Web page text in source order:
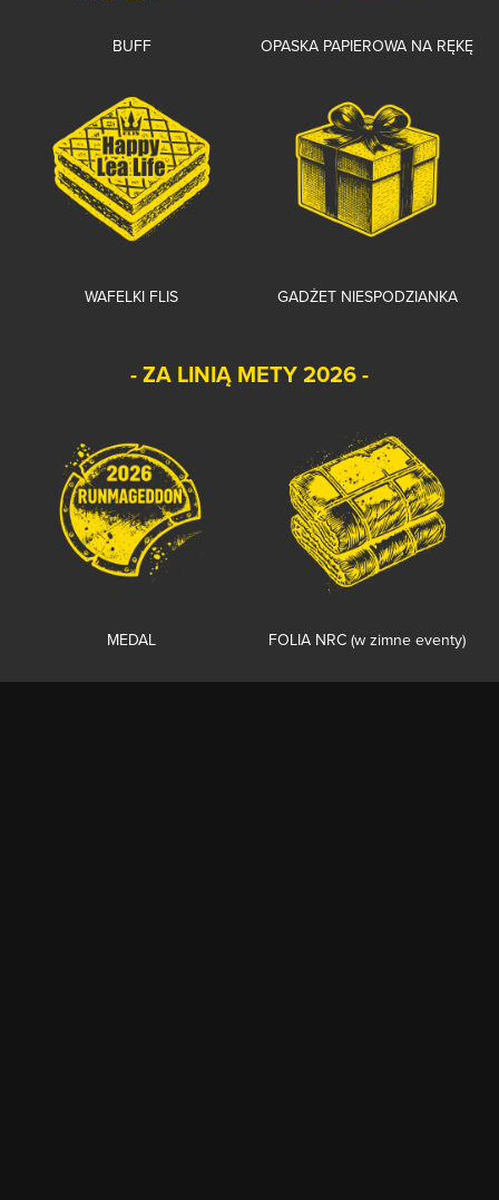
BUFF OPASKA PAPIEROWA NA RĘKĘ
WAFELKI FLIS GADŻET NIESPODZIANKA
- ZA LINIĄ METY 2026 -
MEDAL FOLIA NRC (w zimne eventy)